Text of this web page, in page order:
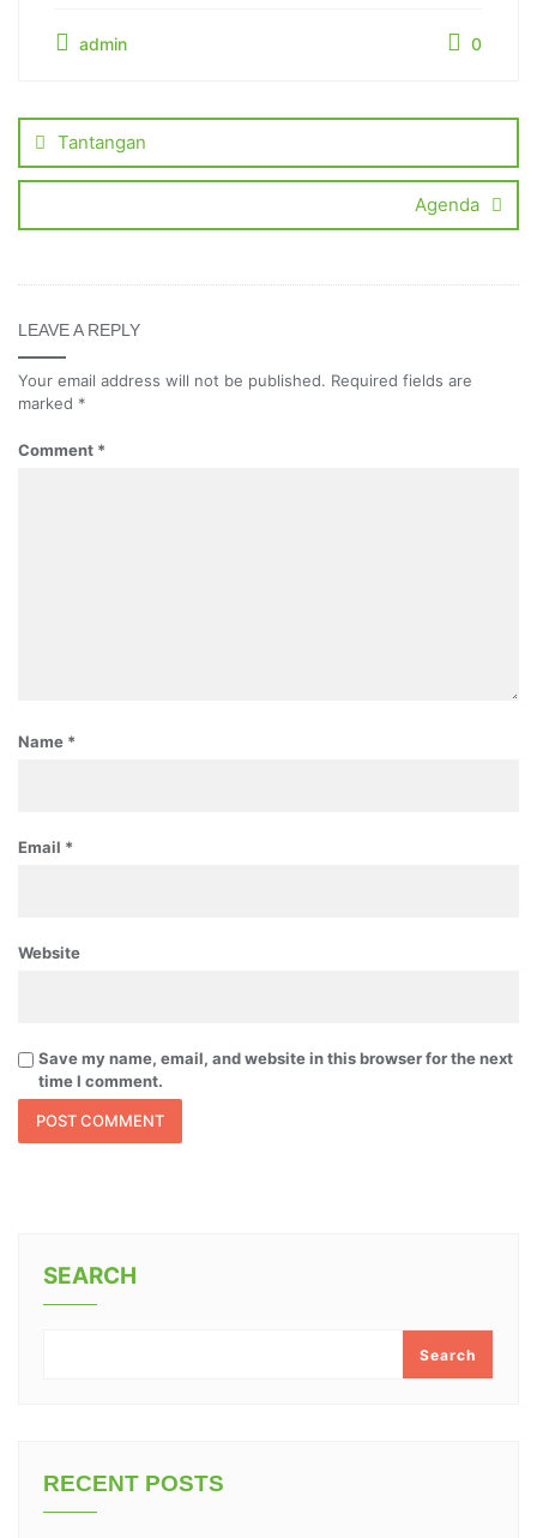
admin 0
Tantangan
Agenda
LEAVE A REPLY
Your email address will not be published. Required fields are
marked *
Comment *
Name *
Email *
Website
Save my name, email, and website in this browser for the next
time I comment.
SEARCH
Search
RECENT POSTS